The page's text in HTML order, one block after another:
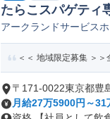
たらこスパゲティ
員/転勤なし)
アークランドサービス
＜＜ 地域限定募集 ＞
〒171-0022東京都豊
月給27万5900円～31